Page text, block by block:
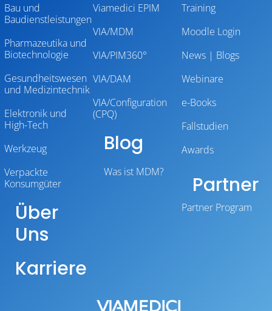
Bau und
Baudienstleistungen
Pharmazeutika und
Biotechnologie
Gesundheitswesen
und Medizintechnik
Elektronik und
High-Tech
Werkzeug
Verpackte
Konsumgüter
Über
Uns
Karriere
Viamedici EPIM
VIA/MDM
VIA/PIM360°
VIA/DAM
VIA/Configuration
(CPQ)
Blog
Was ist MDM?
Training
Moodle Login
News | Blogs
Webinare
e-Books
Fallstudien
Awards
Partner
Partner Program